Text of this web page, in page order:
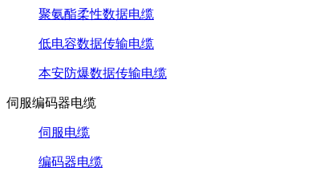
聚氨酯柔性数据电缆
低电容数据传输电缆
本安防爆数据传输电缆
伺服编码器电缆
伺服电缆
编码器电缆